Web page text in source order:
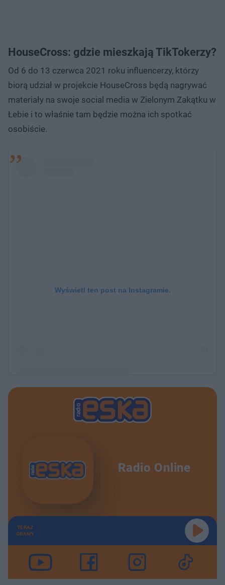
HouseCross: gdzie mieszkają TikTokerzy?
Od 6 do 13 czerwca 2021 roku influencerzy, którzy
biorą udział w projekcie HouseCross będą nagrywać
materiały na swoje social media w Zielonym Zakątku w
Łebie i to właśnie tam będzie można ich spotkać
osobiście.
Wyświetl ten post na Instagramie.
Post udostępniony przez HouseCross
(@housecrossoficjalnie)
Radio Online
TERAZ
GRAMY